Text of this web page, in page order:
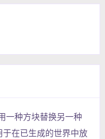
一种方块替换另一种
在已生成的世界中放